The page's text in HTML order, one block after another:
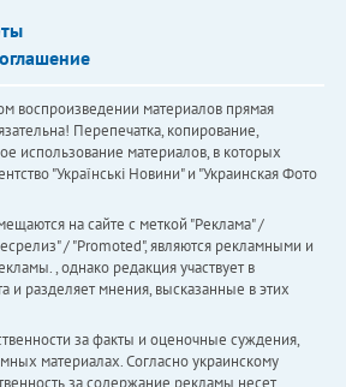
воспроизведении материалов прямая
Перепечатка, копирование,
использование материалов, в которых
"Українськi Новини" и "Украинская Фото
на сайте с меткой "Реклама" /
/ "Promoted", являются рекламными и
, однако редакция участвует в
и разделяет мнения, высказанные в этих
за факты и оценочные суждения,
материалах. Согласно украинскому